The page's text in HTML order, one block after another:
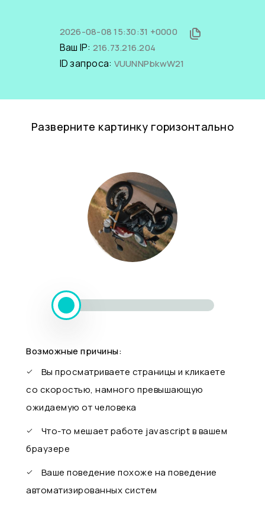
2026-08-08 15:30:31 +0000
Ваш IP: 216.73.216.204
ID запроса: VUUNNPbkwW21
Разверните картинку горизонтально
Возможные причины:
Вы просматриваете страницы и кликаете
со скоростью, намного превышающую
ожидаемую от человека
Что-то мешает работе javascript в вашем
браузере
Ваше поведение похоже на поведение
автоматизированных систем